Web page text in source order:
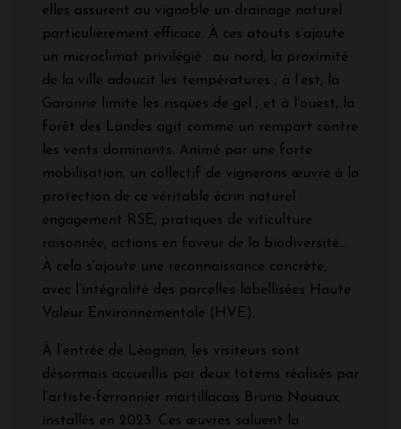
elles assurent au vignoble un drainage naturel
particulièrement efficace. À ces atouts s’ajoute
un microclimat privilégié : au nord, la proximité
de la ville adoucit les températures ; à l’est, la
Garonne limite les risques de gel ; et à l’ouest, la
forêt des Landes agit comme un rempart contre
les vents dominants. Animé par une forte
mobilisation, un collectif de vignerons œuvre à la
protection de ce véritable écrin naturel :
engagement RSE, pratiques de viticulture
raisonnée, actions en faveur de la biodiversité…
À cela s’ajoute une reconnaissance concrète,
avec l’intégralité des parcelles labellisées Haute
Valeur Environnementale (HVE).
À l’entrée de Léognan, les visiteurs sont
désormais accueillis par deux totems réalisés par
l’artiste-ferronnier martillacais Bruno Nouaux,
installés en 2023. Ces œuvres saluent la